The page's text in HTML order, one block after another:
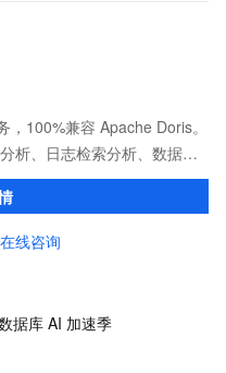
100%兼容 Apache Doris。
析、日志检索分析、数据联
性能、简单易用的数据分析
在线咨询
据库 AI 加速季